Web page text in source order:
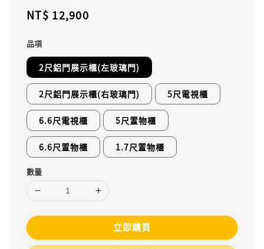
Regular
NT$ 12,900
品項
2尺鋁門展示櫃(左玻璃門)
2尺鋁門展示櫃(右玻璃門) 5尺電視櫃
6.6尺電視櫃 5尺置物櫃
6.6尺置物櫃 1.7尺置物櫃
數量
立即購買